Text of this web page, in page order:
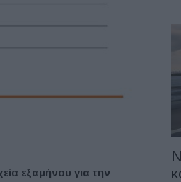
εξαμήνου για την